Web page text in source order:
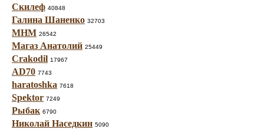
Скилеф 40848
Галина Шаненко 32703
МНМ 26542
Магаз Анатолий 25449
Crakodil 17967
AD70 7743
haratoshka 7618
Spektor 7249
Рыбак 6790
Николай Наседкин 5090